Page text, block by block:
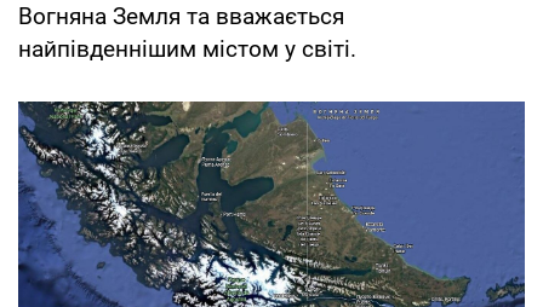
Вогняна Земля та вважається
найпівденнішим містом у світі.